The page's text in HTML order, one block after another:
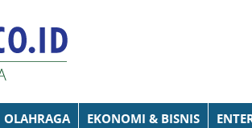
OLAHRAGA EKONOMI & BISNIS